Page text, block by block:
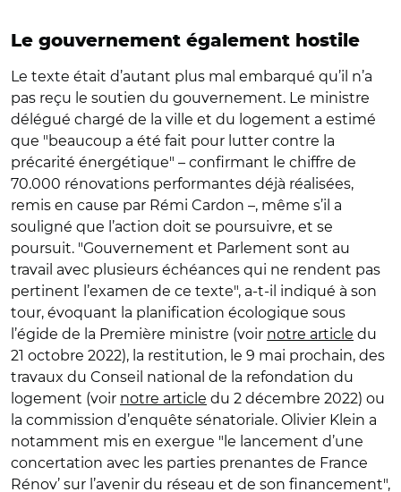
Le gouvernement également hostile
Le texte était d’autant plus mal embarqué qu’il n’a
pas reçu le soutien du gouvernement. Le ministre
délégué chargé de la ville et du logement a estimé
que "beaucoup a été fait pour lutter contre la
précarité énergétique" – confirmant le chiffre de
70.000 rénovations performantes déjà réalisées,
remis en cause par Rémi Cardon –, même s’il a
souligné que l’action doit se poursuivre, et se
poursuit. "Gouvernement et Parlement sont au
travail avec plusieurs échéances qui ne rendent pas
pertinent l’examen de ce texte", a-t-il indiqué à son
tour, évoquant la planification écologique sous
l’égide de la Première ministre (voir notre article du
21 octobre 2022), la restitution, le 9 mai prochain, des
travaux du Conseil national de la refondation du
logement (voir notre article du 2 décembre 2022) ou
la commission d’enquête sénatoriale. Olivier Klein a
notamment mis en exergue "le lancement d’une
concertation avec les parties prenantes de France
Rénov’ sur l’avenir du réseau et de son financement",